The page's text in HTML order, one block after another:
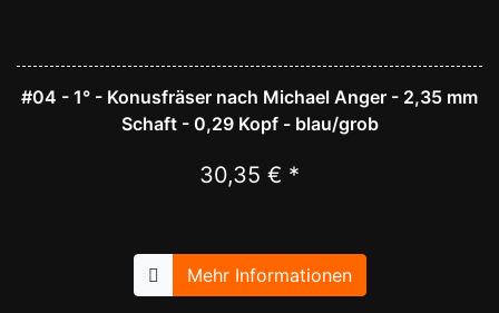
#04 - 1° - Konusfräser nach Michael Anger - 2,35 mm
Schaft - 0,29 Kopf - blau/grob
30,35 € *
Mehr Informationen